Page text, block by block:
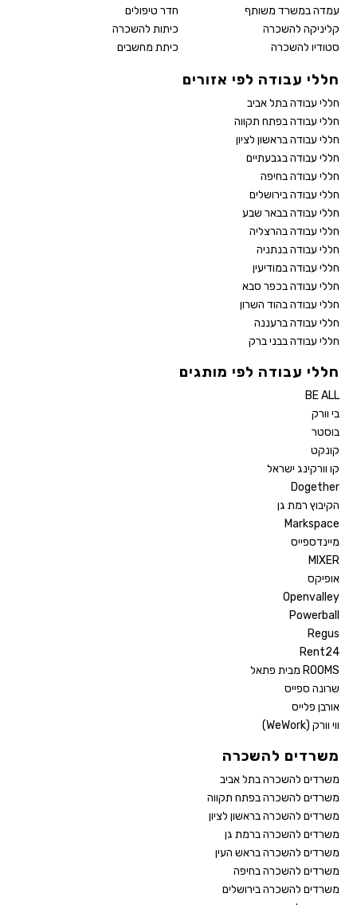
עמדה במשרד משותף
חדר טיפולים
קליניקה להשכרה
כיתות להשכרה
סטודיו להשכרה
כיתת מחשבים
חללי עבודה לפי אזורים
חללי עבודה בתל אביב
חללי עבודה בפתח תקווה
חללי עבודה בראשון לציון
חללי עבודה בגבעתיים
חללי עבודה בחיפה
חללי עבודה בירושלים
חללי עבודה בבאר שבע
חללי עבודה בהרצליה
חללי עבודה בנתניה
חללי עבודה במודיעין
חללי עבודה בכפר סבא
חללי עבודה בהוד השרון
חללי עבודה ברעננה
חללי עבודה בבני ברק
חללי עבודה לפי מותגים
BE ALL
בי וורק
בוסטר
קונקט
קו וורקינג ישראל
Dogether
הקיבוץ רמת גן
Markspace
מיינדספייס
MIXER
אופיקס
Openvalley
Powerball
Regus
Rent24
ROOMS מבית פתאל
שרונה ספייס
אורבן פלייס
ווי וורק (WeWork)
משרדים להשכרה
משרדים להשכרה בתל אביב
משרדים להשכרה בפתח תקווה
משרדים להשכרה בראשון לציון
משרדים להשכרה ברמת גן
משרדים להשכרה בראש העין
משרדים להשכרה בחיפה
משרדים להשכרה בירושלים